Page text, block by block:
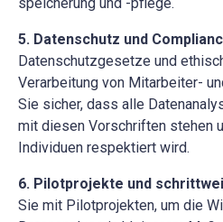
5. Datenschutz und
Datenschutzgesetze und
Verarbeitung von Mitarbeiter-
Sie sicher, dass alle
mit diesen Vorschriften stehen
Individuen respektiert wird.
6. Pilotprojekte und
Sie mit Pilotprojekten, um die